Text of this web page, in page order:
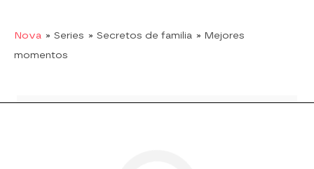
Nova » Series » Secretos de familia » Mejores
momentos